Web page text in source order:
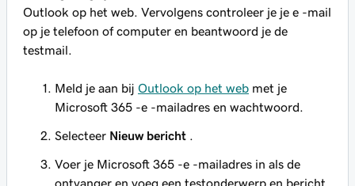
Outlook op het web. Vervolgens controleer je je e -mail
op je telefoon of computer en beantwoord je de
testmail.
Meld je aan bij Outlook op het web met je
Microsoft 365 -e -mailadres en wachtwoord.
Selecteer Nieuw bericht
Voer je Microsoft 365 -e -mailadres in als de
ontvanger en voeg een testonderwerp en bericht